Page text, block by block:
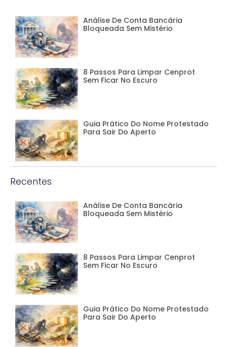
Análise De Conta Bancária
Bloqueada Sem Mistério
8 Passos Para Limpar Cenprot
Sem Ficar No Escuro
Guia Prático Do Nome Protestado
Para Sair Do Aperto
Recentes
Análise De Conta Bancária
Bloqueada Sem Mistério
8 Passos Para Limpar Cenprot
Sem Ficar No Escuro
Guia Prático Do Nome Protestado
Para Sair Do Aperto